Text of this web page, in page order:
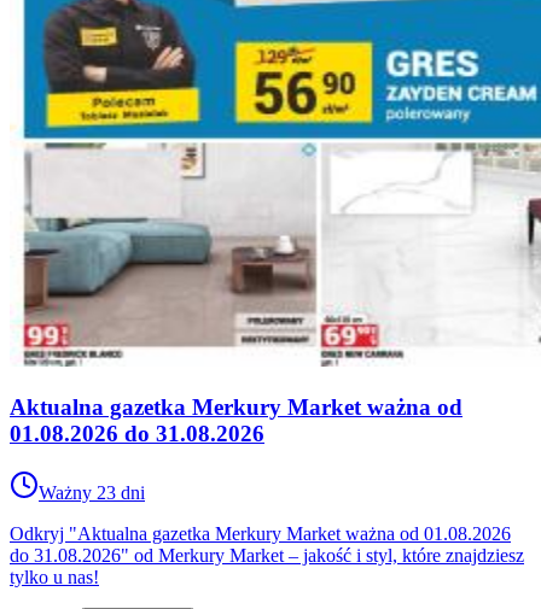
Aktualna gazetka Merkury Market ważna od
01.08.2026 do 31.08.2026
Ważny 23 dni
Odkryj "Aktualna gazetka Merkury Market ważna od 01.08.2026
do 31.08.2026" od Merkury Market – jakość i styl, które znajdziesz
tylko u nas!